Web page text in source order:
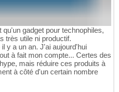
gadget pour technophiles,
très utile ni productif.
y a un an. J'ai aujourd'hui
à fait mon compte... Certes des
mais réduire ces produits à
à côté d'un certain nombre